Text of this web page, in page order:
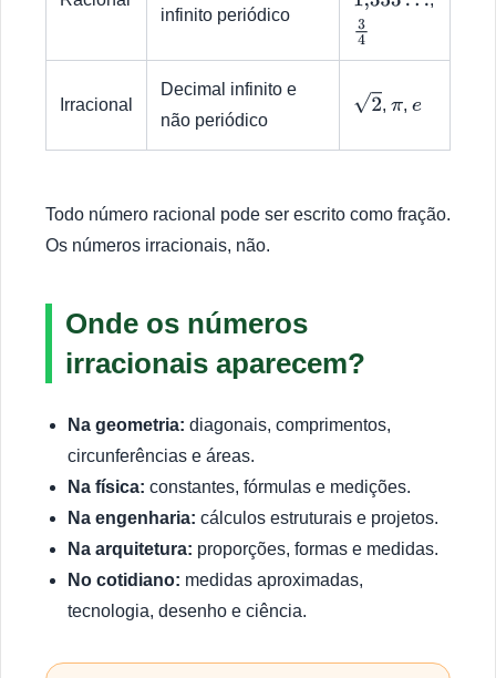
infinito periódico
1,333…
34
Irracional
Decimal infinito e
não periódico
2 , π, e
Todo número racional pode ser escrito como fração.
Os números irracionais, não.
Onde os números
irracionais aparecem?
Na geometria: diagonais, comprimentos,
circunferências e áreas.
Na física: constantes, fórmulas e medições.
Na engenharia: cálculos estruturais e projetos.
Na arquitetura: proporções, formas e medidas.
No cotidiano: medidas aproximadas,
tecnologia, desenho e ciência.